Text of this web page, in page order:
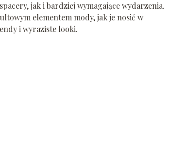
jak i bardziej wymagające wydarzenia.
elementem mody, jak je nosić w
i wyraziste looki.